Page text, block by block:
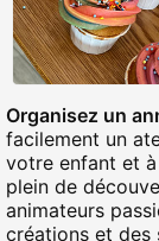
Organisez un
facilement un
votre enfant et
plein de
animateurs
créations et des